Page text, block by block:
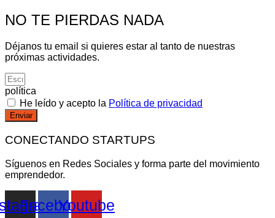
NO TE PIERDAS NADA
Déjanos tu email si quieres estar al tanto de nuestras
próximas actividades.
política
He leído y acepto la Política de privacidad
Enviar
CONECTANDO STARTUPS
Síguenos en Redes Sociales y forma parte del movimiento
emprendedor.
FacebookYoutube